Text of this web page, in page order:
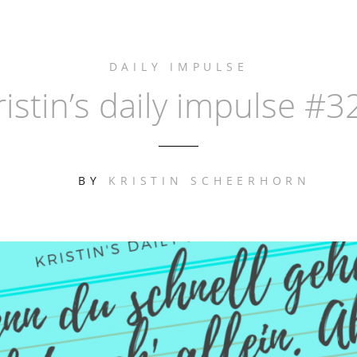
DAILY IMPULSE
daily impulse
BY KRISTIN SCHEERHORN